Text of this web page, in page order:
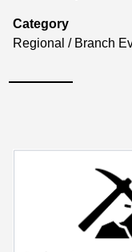
Category
Regional / Branch